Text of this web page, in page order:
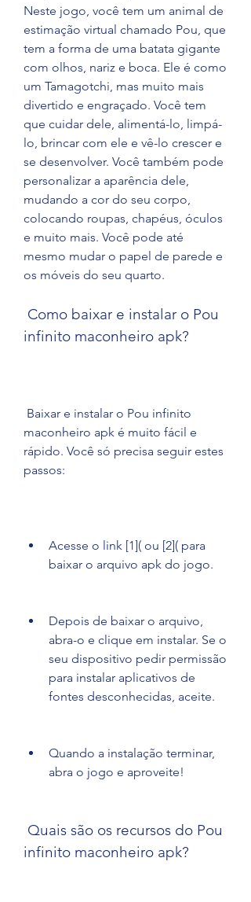
Neste jogo, você tem um animal de
estimação virtual chamado Pou, que
tem a forma de uma batata gigante
com olhos, nariz e boca. Ele é como
um Tamagotchi, mas muito mais
divertido e engraçado. Você tem
que cuidar dele, alimentá-lo, limpá-
lo, brincar com ele e vê-lo crescer e
se desenvolver. Você também pode
personalizar a aparência dele,
mudando a cor do seu corpo,
colocando roupas, chapéus, óculos
e muito mais. Você pode até
mesmo mudar o papel de parede e
os móveis do seu quarto.
infinito maconheiro apk?
maconheiro apk é muito fácil e
rápido. Você só precisa seguir estes
passos:
Acesse o link [1]( ou [2]( para
baixar o arquivo apk do jogo.
Depois de baixar o arquivo,
abra-o e clique em instalar. Se o
seu dispositivo pedir permissão
para instalar aplicativos de
fontes desconhecidas, aceite.
Quando a instalação terminar,
abra o jogo e aproveite!
infinito maconheiro apk?